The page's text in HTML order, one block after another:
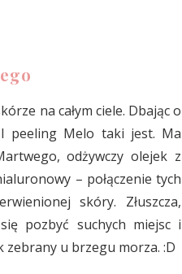
na całym ciele. Dbając o
peeling Melo taki jest. Ma
odżywczy olejek z
– połączenie tych
skóry. Złuszcza,
pozbyć suchych miejsc i
zebrany u brzegu morza. :D